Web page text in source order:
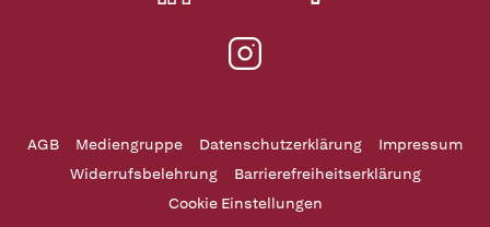
AGB Mediengruppe Datenschutzerklärung
Impressum
Widerrufsbelehrung
Barrierefreiheitserklärung
Cookie Einstellungen